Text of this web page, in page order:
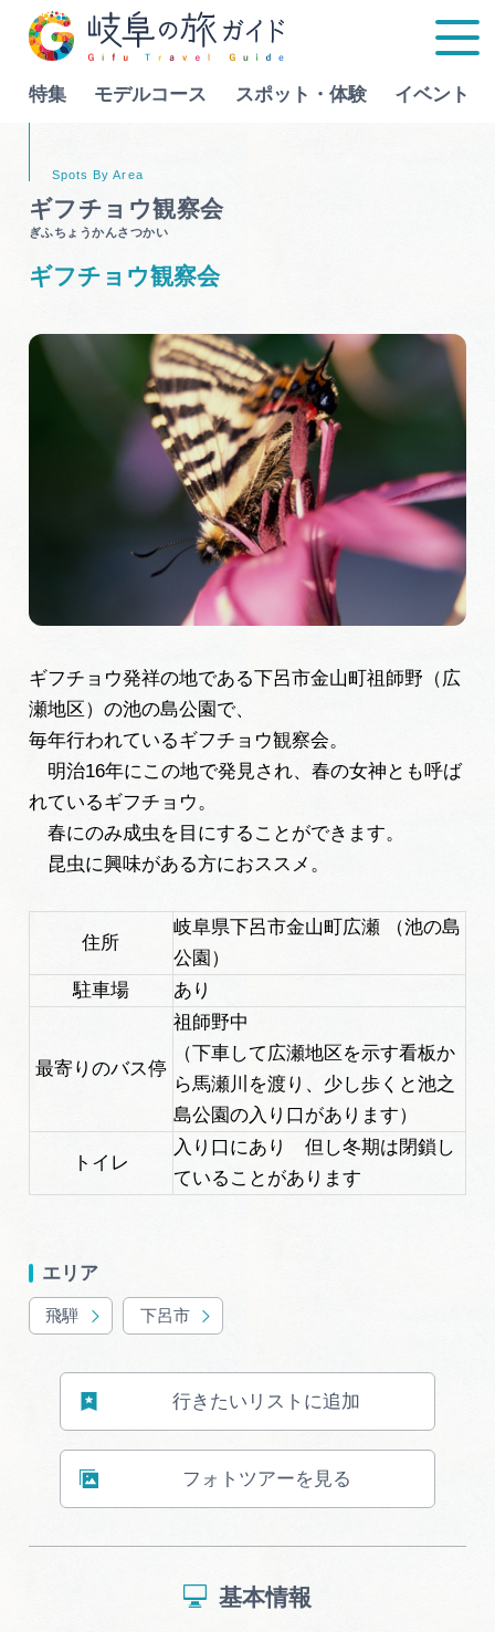
特集 モデルコース スポット・体験 イベント
スポット・体験
イベント
ぎふ旅レポーター記事
早わかり岐阜
買い物・お土産
岐阜県アウトドア観光キャンペーン
岐阜県まるごと観光エリアガイド
岐阜県観光データベース
旅行会社・観光事業者の皆様へ
動画ライブラリー
運営組織
Language
行きたいリストを見る
ギフチョウ観察会
ぎふちょうかんさつかい
ギフチョウ観察会
ギフチョウ発祥の地である下呂市金山町祖師野（広
瀬地区）の池の島公園で、
毎年行われているギフチョウ観察会。
明治16年にこの地で発見され、春の女神とも呼ば
れているギフチョウ。
春にのみ成虫を目にすることができます。
昆虫に興味がある方におススメ。
住所
岐阜県下呂市金山町広瀬 （池の島
公園）
駐車場
あり
最寄りのバス停
祖師野中
（下車して広瀬地区を示す看板か
ら馬瀬川を渡り、少し歩くと池之
島公園の入り口があります）
トイレ
入り口にあり 但し冬期は閉鎖し
ていることがあります
エリア
飛騨 下呂市
行きたいリストに追加
フォトツアーを見る
基本情報